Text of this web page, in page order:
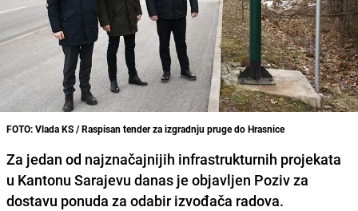
FOTO: Vlada KS / Raspisan tender za izgradnju pruge do Hrasnice
Za jedan od najznačajnijih infrastrukturnih projekata
u Kantonu Sarajevu danas je objavljen Poziv za
dostavu ponuda za odabir izvođača radova.